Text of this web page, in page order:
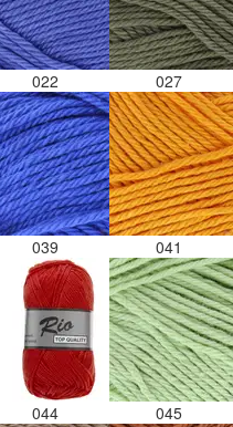
022 027
039 041
044 045